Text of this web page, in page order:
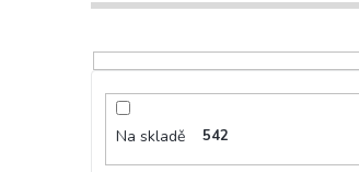
Na skladě 542